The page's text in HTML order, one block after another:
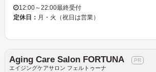
12:00～22:00最終受付
定休日： 月・火（祝日は営業）
Aging Care Salon FORTUNA
エイジングケアサロン フェルトゥーナ